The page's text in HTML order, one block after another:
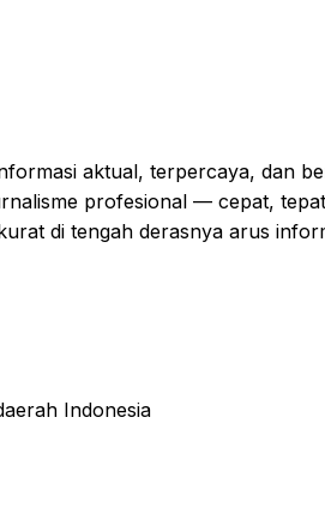
aktual, terpercaya, dan
profesional — cepat,
di tengah derasnya arus
Indonesia